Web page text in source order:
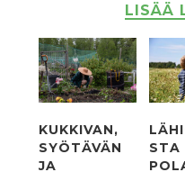
LISÄÄ
KUKKIVAN,
SYÖTÄVÄN
JA
STA